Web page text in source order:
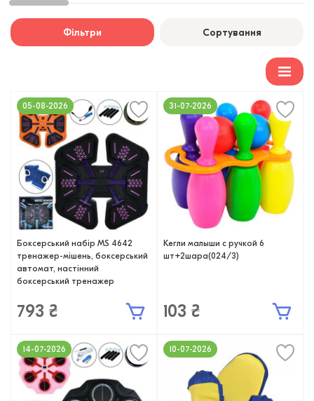
Фільтри Сортування
Боксерський набір MS 4642
тренажер-мішень, боксерський
автомат, настінний
боксерський тренажер
793 ₴
05-08-2026
Кегли малыши с ручкой 6
шт+2шара(024/3)
103 ₴
31-07-2026
14-07-2026 10-07-2026